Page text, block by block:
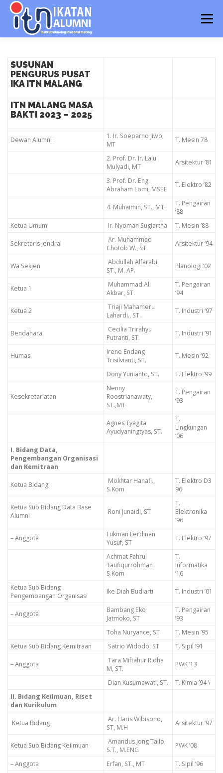
Menu
SUSUNAN
PENGURUS PUSAT
IKA ITN MALANG
ITN MALANG MASA
BAKTI 2023 – 2025
Dewan Alumni :
1. Ir. Soeparno Jiwo,
MT
T. Mesin 78
2. Prof. Dr. Ir. Lalu
Mulyadi, MT
Arsitektur ‘81
3. Prof. Dr. Eng.
Abraham Lomi, MSEE
T. Elektro ’82
4. Muhaimin, ST., MT.
T. Pengairan
‘88
Ketua Umum
Ir. Nyoman Sugiartha T. Mesin ‘88
Sekretaris jendral
Ar. Muhammad
Chotob W., ST.
Arsitektur ‘94
Wa Sekjen
Abdullah Alfarabi,
ST., M. AP.
Planologi ‘02
Ketua 1
Muhammad Ali
Akbar, ST.
T. Pengairan
‘94
Ketua 2
Triaji Mahameru
Lahardi., ST.
T. Industri ‘97
Bendahara
Cecilia Trirahyu
Putranti, ST.
T. Industri ‘91
Humas
Irene Endang
Trisilvianti, ST.
T. Mesin ‘92
Dony Yunianto, ST. T. Elektro ‘99
Kesekretariatan
Nenny
Roostrianawaty,
ST.,MT
T. Pengairan
‘93
Agnes Tyagita
Ayudyaningtyas, ST.
T.
Lingkungan
‘06
I. Bidang Data,
Pengembangan Organisasi
dan Kemitraan
Ketua Bidang
Mokhtar Hanafi.,
S.Kom
T. Elektro D3
96
Ketua Sub Bidang Data Base
Alumni
Roni Junaidi, ST
T.
Elektronika
’96
– Anggota
Lukman Ferdinan
Yusuf, ST
T. Elektro ’97
Achmat Fahrul
Taufiqurrohman
S.Kom
T.
Informatika
’16
Ketua Sub Bidang
Pengembangan Organisasi
Ike Diah Budiarti T. Industri ’01
– Anggota
Bambang Eko
Jatmoko, ST
T. Pengairan
’93
Toha Nuryance, ST
T. Mesin ’95
Ketua Sub Bidang Kemitraan
Satrio Widodo, ST T. Sipil ’91
– Anggota
Tara Miftahur Ridha
M, ST.
PWK ’13
Dian Kusumawati, ST.
T. Kimia ’94 \
II. Bidang Keilmuan, Riset
dan Kurikulum
Ketua Bidang
Ar. Haris Wibisono,
ST, M.H
Arsitektur ’97
Ketua Sub Bidang Keilmuan
Amandus Jong Tallo,
S.T., M.ENG
PWK ’08
– Anggota Erfan, ST., MT T. Sipil ’96